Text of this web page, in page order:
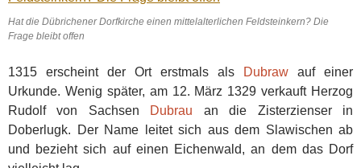
Hat die Dübrichener Dorfkirche einen mittelalterlichen Feldsteinkern? Die
Frage bleibt offen
1315 erscheint der Ort erstmals als Dubraw auf einer
Urkunde. Wenig später, am 12. März 1329 verkauft Herzog
Rudolf von Sachsen
Dubrau an die Zisterzienser in
Doberlugk. Der Name leitet sich aus dem Slawischen ab
und bezieht sich auf einen Eichenwald, an dem das Dorf